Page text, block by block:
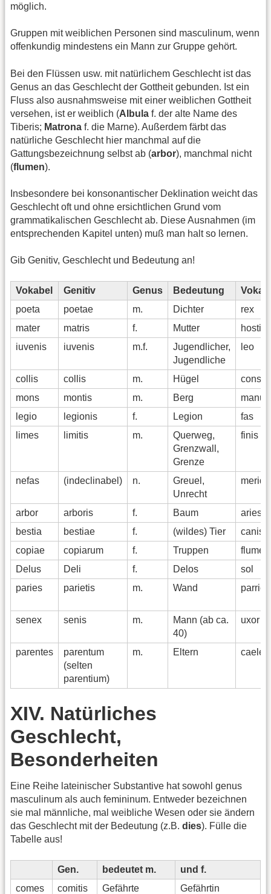
möglich.
Gruppen mit weiblichen Personen sind masculinum, wenn
offenkundig mindestens ein Mann zur Gruppe gehört.
Bei den Flüssen usw. mit natürlichem Geschlecht ist das
Genus an das Geschlecht der Gottheit gebunden. Ist ein
Fluss also ausnahmsweise mit einer weiblichen Gottheit
versehen, ist er weiblich (Albula f. der alte Name des
Tiberis; Matrona f. die Marne). Außerdem färbt das
natürliche Geschlecht hier manchmal auf die
Gattungsbezeichnung selbst ab (arbor), manchmal nicht
(flumen).
Insbesondere bei konsonantischer Deklination weicht das
Geschlecht oft und ohne ersichtlichen Grund vom
grammatikalischen Geschlecht ab. Diese Ausnahmen (im
entsprechenden Kapitel unten) muß man halt so lernen.
Gib Genitiv, Geschlecht und Bedeutung an!
Vokabel Genitiv Genus Bedeutung
poeta
poetae m. Dichter
rex
mater
matris f. Mutter
hostis
iuvenis
iuvenis m.f.
Jugendlicher,
Jugendliche
leo
collis collis m. Hügel
consul
mons
montis m. Berg
manus
legio
legionis f. Legion
fas
limes
limitis m.
Querweg,
Grenzwall,
Grenze
finis
nefas (indeclinabel) n.
Greuel,
Unrecht
arbor arboris f. Baum
aries
bestia
bestiae f. (wildes) Tier
canis
copiae
copiarum f. Truppen
flumen
Delus
Deli f. Delos
sol
paries
parietis m. Wand
senex senis m.
Mann (ab ca.
40)
uxor
parentes
parentum
(selten
parentium)
m. Eltern
XIV. Natürliches
Geschlecht,
Besonderheiten
Eine Reihe lateinischer Substantive hat sowohl genus
masculinum als auch femininum. Entweder bezeichnen
sie mal männliche, mal weibliche Wesen oder sie ändern
das Geschlecht mit der Bedeutung (z.B. dies). Fülle die
Tabelle aus!
Gen. bedeutet m.
und f.
comes
comitis Gefährte
Gefährtin